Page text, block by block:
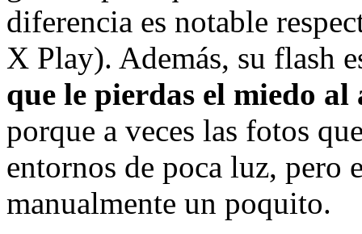
diferencia es notable
X Play). Además, su flash
que le pierdas el miedo
porque a veces las fotos
entornos de poca luz, pero
manualmente un poquito.